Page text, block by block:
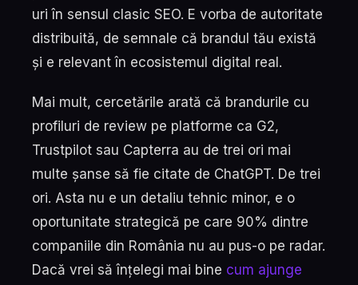
uri în sensul clasic SEO. E vorba de autoritate
distribuită, de semnale că brandul tău există
și e relevant în ecosistemul digital real.
Mai mult, cercetările arată că brandurile cu
profiluri de review pe platforme ca G2,
Trustpilot sau Capterra au de trei ori mai
multe șanse să fie citate de ChatGPT. De trei
ori. Asta nu e un detaliu tehnic minor, e o
oportunitate strategică pe care 90% dintre
companiile din România nu au pus-o pe radar.
Dacă vrei să înțelegi mai bine cum ajunge